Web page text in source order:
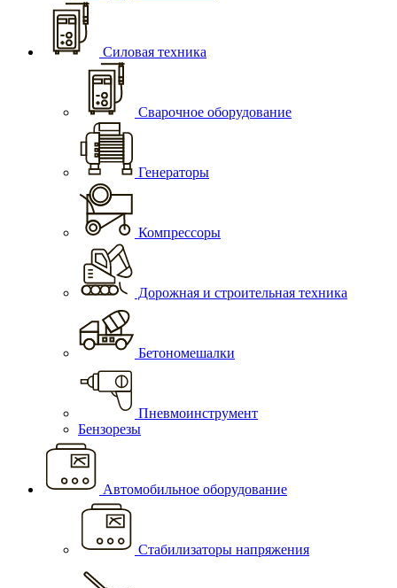
Силовая техника
Сварочное оборудование
Генераторы
Компрессоры
Дорожная и строительная техника
Бетономешалки
Пневмоинструмент
Бензорезы
Автомобильное оборудование
Стабилизаторы напряжения